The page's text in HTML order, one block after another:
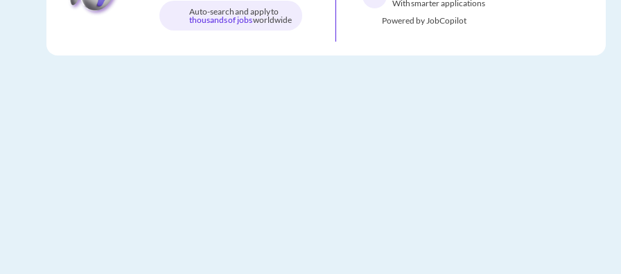
Auto-search and apply to
thousands of jobsworldwide
With smarter applications
Powered by JobCopilot